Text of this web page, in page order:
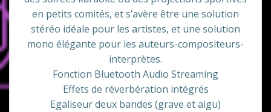
en petits comités, et s’avère être une solution
stéréo idéale pour les artistes, et une solution
mono élégante pour les auteurs-compositeurs-
interprètes.
Fonction Bluetooth Audio Streaming
Effets de réverbération intégrés
Egaliseur deux bandes (grave et aigu)